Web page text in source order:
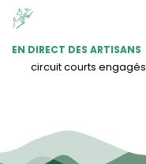
EN DIRECT DES ARTISANS
circuit courts engagés